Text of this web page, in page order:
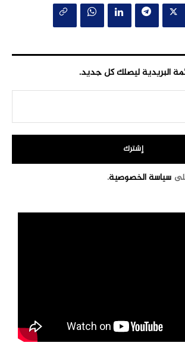
البريدية ليصلك كل جديد.
إشترك
سياسة الخصوصية.